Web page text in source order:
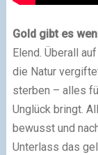
Gold gibt es
Elend. Überall
die Natur
sterben – alles
Unglück bringt.
bewusst und
Unterlass das